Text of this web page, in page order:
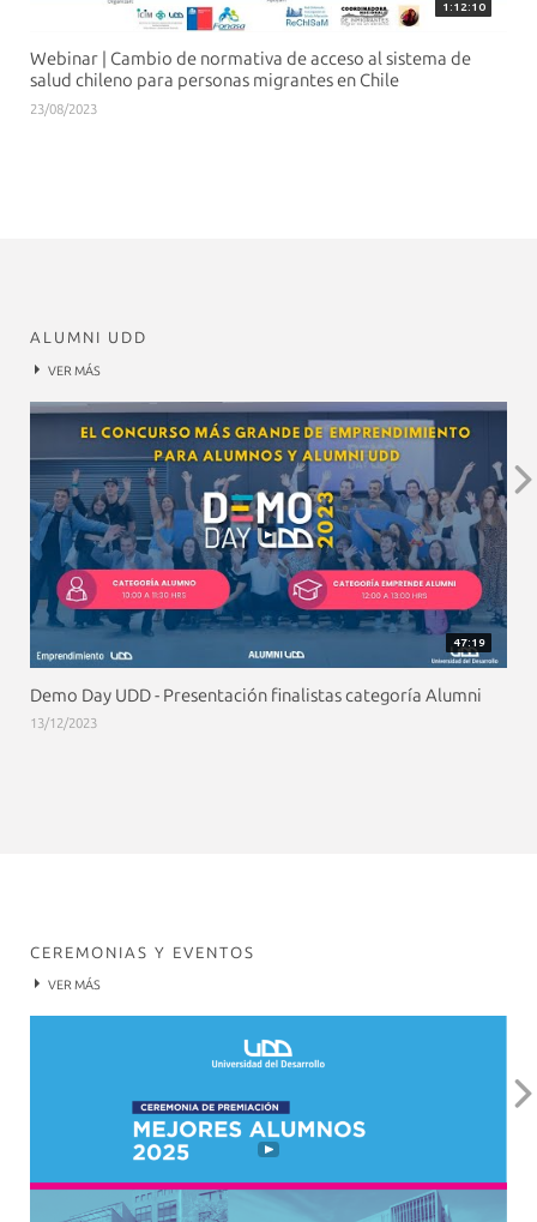
1:12:10
Webinar | Cambio de normativa de acceso al sistema de
salud chileno para personas migrantes en Chile
23/08/2023
ALUMNI UDD
VER MÁS
47:19
Demo Day UDD - Presentación finalistas categoría Alumni
13/12/2023
CEREMONIAS Y EVENTOS
VER MÁS